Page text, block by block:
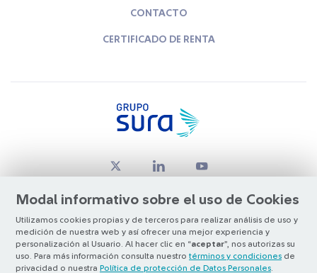
Modal informativo sobre el uso de Cookies
Utilizamos cookies propias y de terceros para realizar análisis de uso y
medición de nuestra web y así ofrecer una mejor experiencia y
personalización al Usuario. Al hacer clic en “aceptar”, nos autorizas su
uso. Para más información consulta nuestro términos y condiciones de
privacidad o nuestra Política de protección de Datos Personales
CONTACTO
CERTIFICADO DE RENTA
© Copyright Grupo SURA 2026